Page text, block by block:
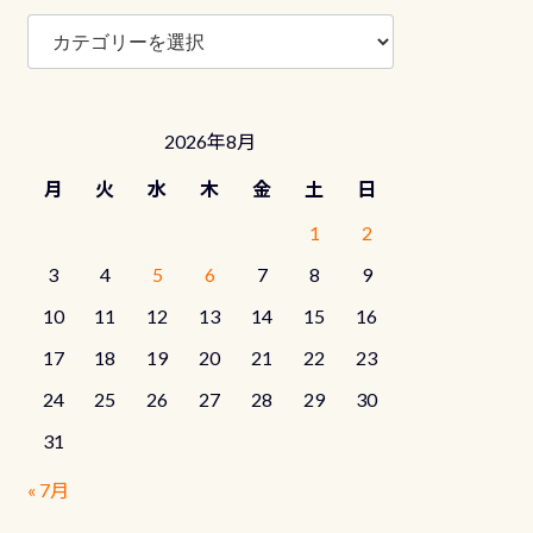
ブ
グ
2026年8月
月 火 水 木 金 土
日
1
2
3
4 5 6 7 8
9
10
11 12 13 14 15
16
17
18 19 20 21 22
23
24
25 26 27 28 29
30
31
« 7月